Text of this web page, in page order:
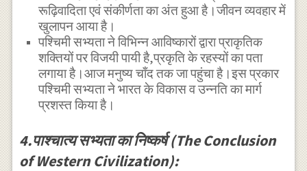
रूढ़िवादिता एवं संकीर्णता का अंत हुआ है।जीवन व्यवहार में
खुलापन आया है।
पश्चिमी सभ्यता ने विभिन्न आविष्कारों द्वारा प्राकृतिक
शक्तियों पर विजयी पायी है,प्रकृति के रहस्यों का पता
लगाया है।आज मनुष्य चाँद तक जा पहुंचा है।इस प्रकार
पश्चिमी सभ्यता ने भारत के विकास व उन्नति का मार्ग
प्रशस्त किया है।
4.पाश्चात्य सभ्यता का निष्कर्ष (The Conclusion
of Western Civilization):